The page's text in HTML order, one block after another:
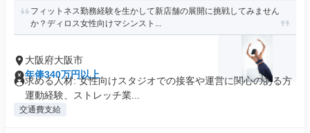
フィットネス勤務経験を生かして新店舗の展開に挑戦してみません
か？ディロス女性向けマシンスト...
大阪府大阪市
年俸340万円以上
求める人材: 女性向けスタジオでの接客や運営に関心のある方
運動経験、ストレッチ業...
交通費支給